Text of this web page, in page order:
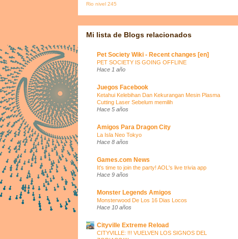
Rio nivel 245
Mi lista de Blogs relacionados
Pet Society Wiki - Recent changes [en]
PET SOCIETY IS GOING OFFLINE
Hace 1 año
Juegos Facebook
Ketahui Kelebihan Dan Kekurangan Mesin Plasma
Cutting Laser Sebelum memilih
Hace 5 años
Amigos Para Dragon City
La Isla Neo Tokyo
Hace 8 años
Games.com News
It's time to join the party! AOL's live trivia app
Hace 9 años
Monster Legends Amigos
Monsterwood De Los 16 Dias Locos
Hace 10 años
Cityville Extreme Reload
CITYVILLE: !!! VUELVEN LOS SIGNOS DEL